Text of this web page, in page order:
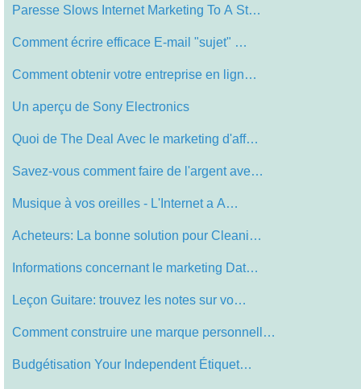
Paresse Slows Internet Marketing To A St…
Comment écrire efficace E-mail "sujet" …
Comment obtenir votre entreprise en lign…
Un aperçu de Sony Electronics
Quoi de The Deal Avec le marketing d'aff…
Savez-vous comment faire de l'argent ave…
Musique à vos oreilles - L'Internet a A…
Acheteurs: La bonne solution pour Cleani…
Informations concernant le marketing Dat…
Leçon Guitare: trouvez les notes sur vo…
Comment construire une marque personnell…
Budgétisation Your Independent Étiquet…